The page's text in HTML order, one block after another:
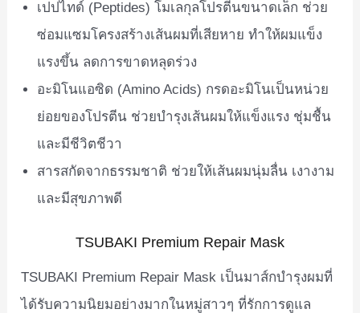
เปปไทด์ (Peptides) โมเลกุลโปรตีนขนาดเล็ก ช่วย
ซ่อมแซมโครงสร้างเส้นผมที่เสียหาย ทำให้ผมแข็ง
แรงขึ้น ลดการขาดหลุดร่วง
อะมิโนแอซิด (Amino Acids) กรดอะมิโนเป็นหน่วย
ย่อยของโปรตีน ช่วยบำรุงเส้นผมให้แข็งแรง ชุ่มชื้น
และมีชีวิตชีวา
สารสกัดจากธรรมชาติ ช่วยให้เส้นผมนุ่มลื่น เงางาม
และมีสุขภาพดี
TSUBAKI Premium Repair Mask
TSUBAKI Premium Repair Mask เป็นมาส์กบำรุงผมที่
ได้รับความนิยมอย่างมากในหมู่สาวๆ ที่รักการดูแล